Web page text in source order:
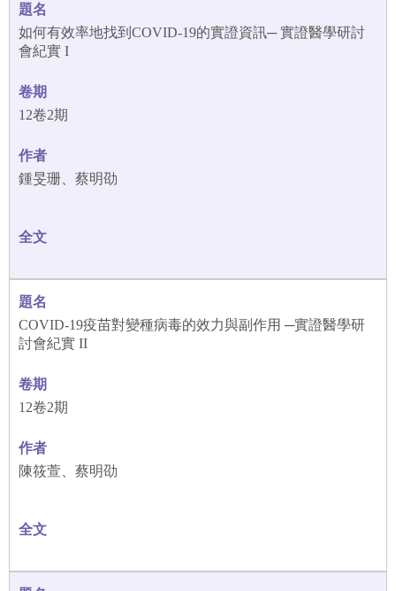
如何有效率地找到COVID-19的實證資訊─ 實證醫學研討
會紀實 I
12卷2期
鍾旻珊、蔡明劭
COVID-19疫苗對變種病毒的效力與副作用 ─實證醫學研
討會紀實 II
12卷2期
陳筱萱、蔡明劭